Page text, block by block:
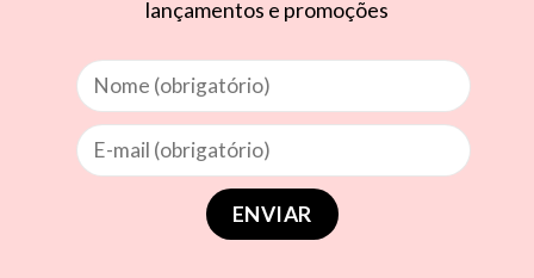
lançamentos e promoções